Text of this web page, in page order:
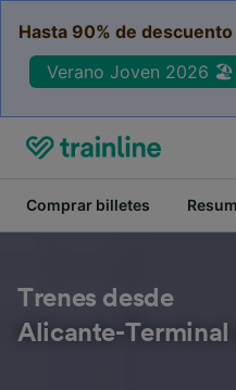
Hasta 90% de descuento
Verano Joven 2026 🏖️
Comprar billetes
Trenes desde
Alicante-Terminal